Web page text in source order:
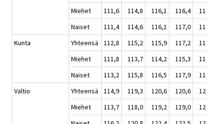
Miehet
111,6 114,8 116,1 116,4
117,5
Naiset
111,4 114,6 116,1 117,0
118,1
Kunta
Yhteensä 112,8 115,2 115,9 117,2
119,1
Miehet
111,8 113,7 114,2 115,3
117,1
Naiset
113,2 115,8 116,5 117,9
119,8
Valtio
Yhteensä 114,9 119,3 120,6 120,6
123,1
Miehet
113,7 118,0 119,2 119,0
121,3